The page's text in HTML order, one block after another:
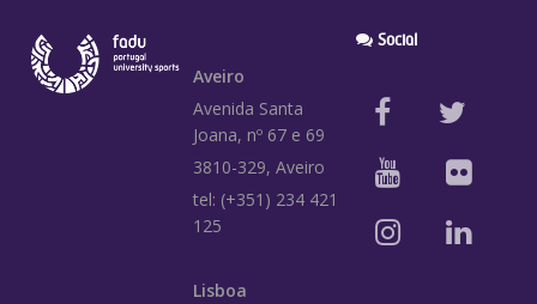
Aveiro
Avenida Santa
Joana, nº 67 e 69
3810-329, Aveiro
tel: (+351) 234 421
125
Lisboa
Social